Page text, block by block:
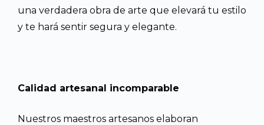
una verdadera obra de arte que elevará tu estilo
y te hará sentir segura y elegante.
Calidad artesanal incomparable
Nuestros maestros artesanos elaboran